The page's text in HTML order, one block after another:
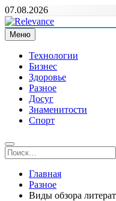
Перейти
к
содержимому
07.08.2026
Relevance
Релевантні новини — саме
Меню
Технологии
Бизнес
Здоровье
Разное
Досуг
Знаменитости
Спорт
Найти:
Главная
Разное
Виды обзора